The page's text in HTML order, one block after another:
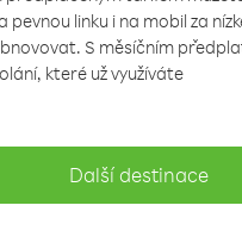
pevnou linku i na mobil za
S měsíčním
které už využíváte
Další destinace